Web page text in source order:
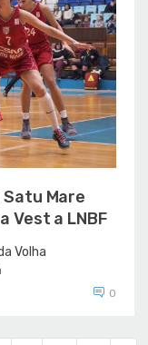
Satu Mare
Vest a LNBF
Volha
0